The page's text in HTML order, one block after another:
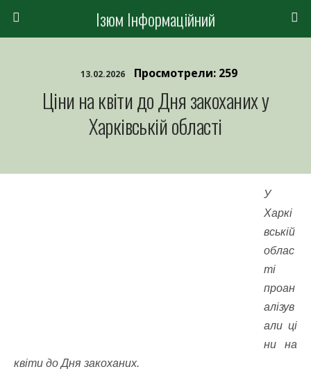
Ізюм Інформаційний
13.02.2026 Просмотрели: 259
Ціни на квіти до Дня закоханих у
Харківській області
У
Харкі
вській
облас
ті
проан
алізув
али ці
ни на
квіти до Дня закоханих.